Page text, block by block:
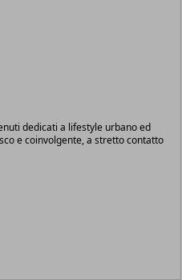
dedicati a lifestyle urbano ed
e coinvolgente, a stretto contatto